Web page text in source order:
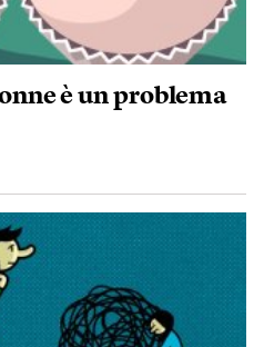
è un problema